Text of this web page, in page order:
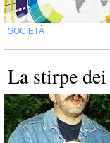
SOCIETÀ
La stirpe